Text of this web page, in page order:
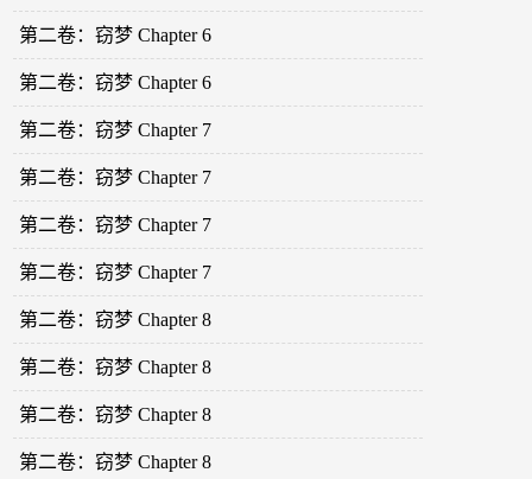
第二卷：窃梦 Chapter 6
第二卷：窃梦 Chapter 6
第二卷：窃梦 Chapter 7
第二卷：窃梦 Chapter 7
第二卷：窃梦 Chapter 7
第二卷：窃梦 Chapter 7
第二卷：窃梦 Chapter 8
第二卷：窃梦 Chapter 8
第二卷：窃梦 Chapter 8
第二卷：窃梦 Chapter 8